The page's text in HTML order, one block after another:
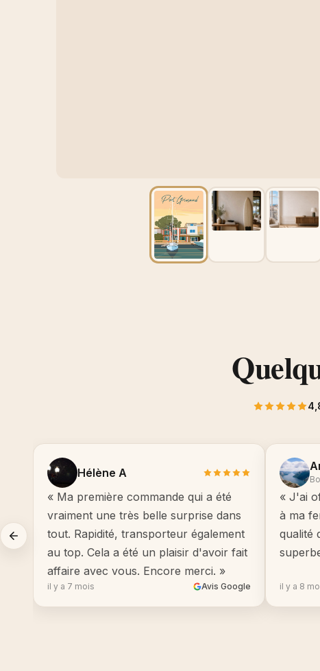
Hélène A
« Ma première commande qui a été
vraiment une très belle surprise dans
tout. Rapidité, transporteur également
au top. Cela a été un plaisir d'avoir fait
affaire avec vous. Encore merci. »
il y a 7 mois Avis Google
« J'ai
à ma
qualité
il y a 8